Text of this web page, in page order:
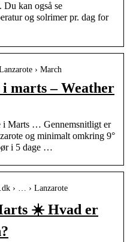
Du kan også se
og solrimer pr. dag for
› March
marts – Weather
i Marts … Gennemsnitligt er
og minimalt omkring 9°
i 5 dage …
› … › Lanzarote
☀️ Hvad er